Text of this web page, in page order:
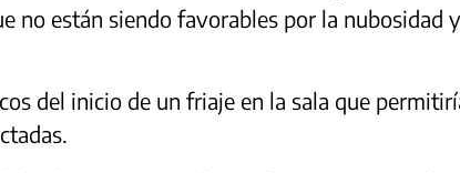
no están siendo favorables por la nubosidad y
del inicio de un friaje en la sala que